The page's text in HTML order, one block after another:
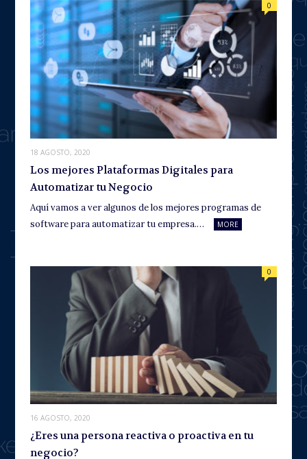
18 AGOSTO, 2020
0
Los mejores Plataformas Digitales para
Automatizar tu Negocio
Aquí vamos a ver algunos de los mejores programas de
software para automatizar tu empresa.…
MORE
16 AGOSTO, 2020
0
¿Eres una persona reactiva o proactiva en tu
negocio?